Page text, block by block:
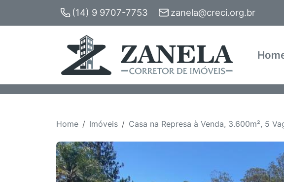
(14) 9 9707-7753 zanela@creci.org.br
Home Imóveis Casa na Represa à Venda, 3.600m², 5